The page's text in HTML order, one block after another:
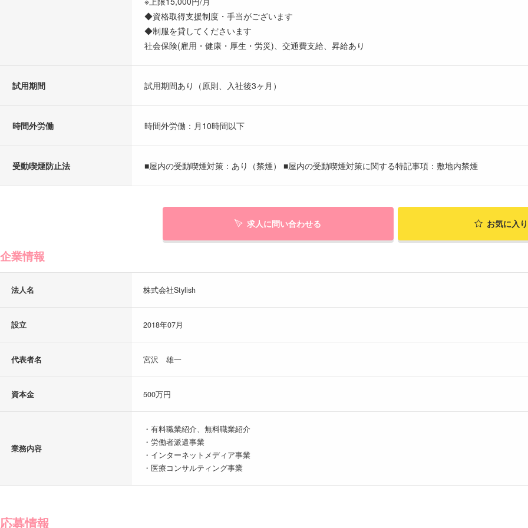
◆資格取得支援制度・手当がございます
◆制服を貸してくださいます
社会保険(雇用・健康・厚生・労災)、交通費支給、昇給あり
試用期間 試用期間あり（原則、入社後3ヶ月）
時間外労働 時間外労働：月10時間以下
受動喫煙防止法 ■屋内の受動喫煙対策：あり（禁煙） ■屋内の受動喫煙対策に関する特記事項：敷地内禁煙
求人に問い合わせる お気に入
企業情報
法人名 株式会社Stylish
設立 2018年07月
代表者名 宮沢 雄一
資本金 500万円
業務内容
・有料職業紹介、無料職業紹介
・労働者派遣事業
・インターネットメディア事業
・医療コンサルティング事業
応募情報